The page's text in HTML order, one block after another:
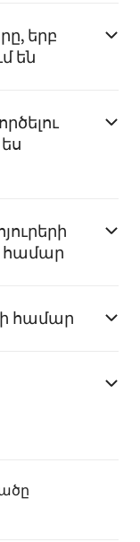
երբ
են
համար
համար